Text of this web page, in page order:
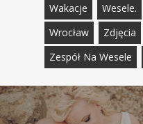
Wakacje
Wesele.
Wrocław
Zdjęcia
Zespół Na Wesele